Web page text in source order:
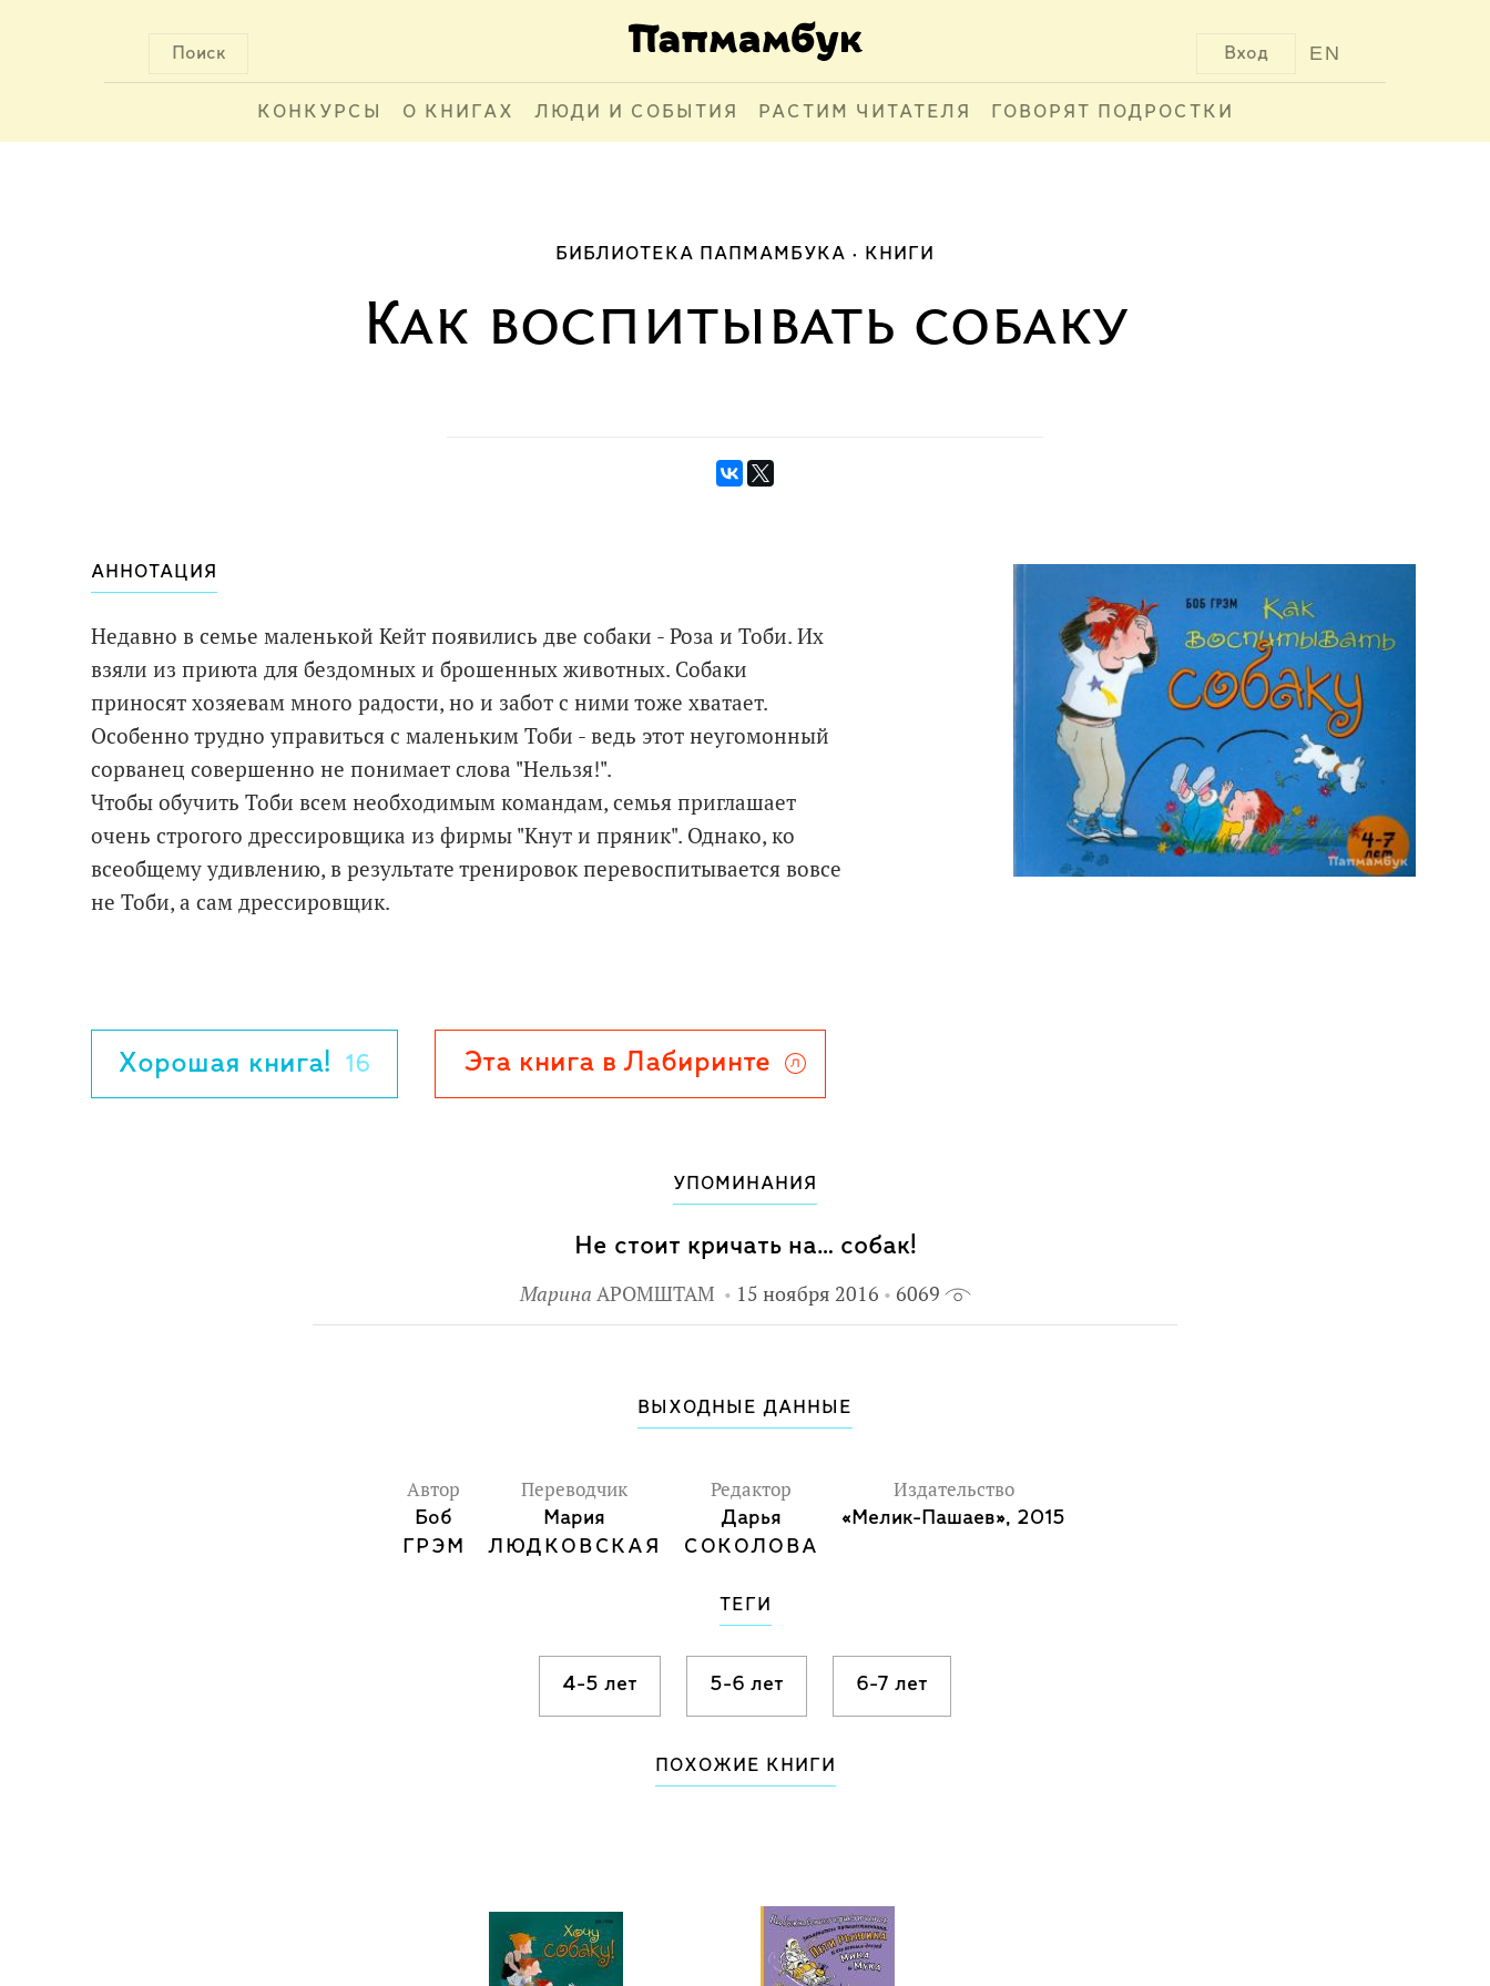
Поиск EN
Вход
КОНКУРСЫ О КНИГАХ ЛЮДИ И СОБЫТИЯ РАСТИМ ЧИТАТЕЛЯ ГОВОРЯТ ПОДРОСТКИ
БИБЛИОТЕКА ПАПМАМБУКА КНИГИ
Как воспитывать собаку
АННОТАЦИЯ
Недавно в семье маленькой Кейт появились две собаки - Роза и Тоби. Их
взяли из приюта для бездомных и брошенных животных. Собаки
приносят хозяевам много радости, но и забот с ними тоже хватает.
Особенно трудно управиться с маленьким Тоби - ведь этот неугомонный
сорванец совершенно не понимает слова "Нельзя!".
Чтобы обучить Тоби всем необходимым командам, семья приглашает
очень строгого дрессировщика из фирмы "Кнут и пряник". Однако, ко
всеобщему удивлению, в результате тренировок перевоспитывается вовсе
не Тоби, а сам дрессировщик.
Хорошая книга! 16 Эта книга в Лабиринте
УПОМИНАНИЯ
Не стоит кричать на… собак!
Марина АРОМШТАМ 15 ноября 2016 6069
ВЫХОДНЫЕ ДАННЫЕ
Автор
Боб
ГРЭМ
Переводчик
Мария
ЛЮДКОВСКАЯ
Редактор
Дарья
СОКОЛОВА
Издательство
«Мелик-Пашаев», 2015
ТЕГИ
4-5 лет 5-6 лет 6-7 лет
ПОХОЖИЕ КНИГИ